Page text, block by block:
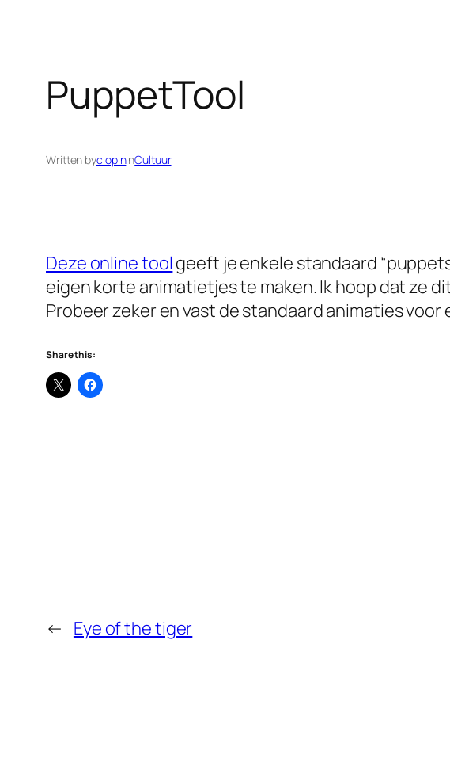
PuppetTool
Written byclopininCultuur
Deze online tool geeft je enkele standaard
eigen korte animatietjes te maken. Ik hoop dat ze
Probeer zeker en vast de standaard animaties
Share this:
← Eye of the tiger